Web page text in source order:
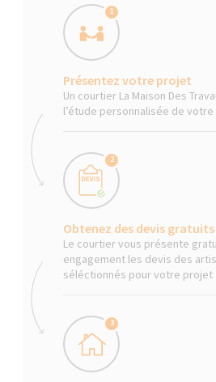
1
Présentez votre projet
Un courtier La Maison Des
l’étude personnalisée de
2
Obtenez des devis gratuits
Le courtier vous présente
engagement les devis des
séléctionnés pour votre projet
3